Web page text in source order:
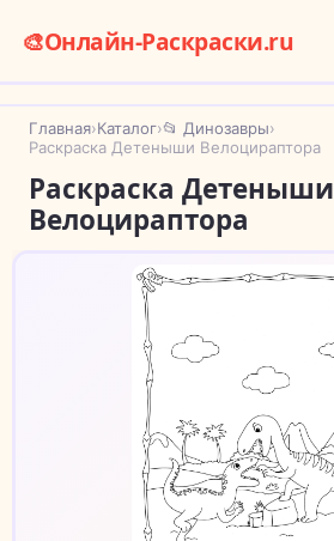
🎨Онлайн-Раскраски.ru
Главная›Каталог›📂 Динозавры›
Раскраска Детеныши Велоцираптора
Раскраска Детеныши
Велоцираптора